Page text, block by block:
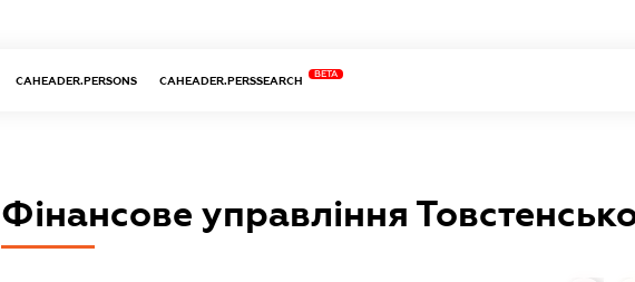
CAHEADER.PERSONS CAHEADER.PERSSEARCH
BETA
Фінансове управління